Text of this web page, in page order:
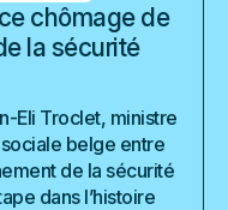
chômage de
la sécurité
Eli Troclet, ministre
belge entre
de la sécurité
dans l’histoire